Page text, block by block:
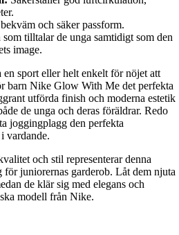
och säker passform.
som tilltalar de unga samtidigt som den
image.
sport eller helt enkelt för nöjet att
barn Nike Glow With Me det perfekta
utförda finish och moderna estetik
de unga och deras föräldrar. Redo
joggingplagg den perfekta
vardande.
och stil representerar denna
juniorernas garderob. Låt dem njuta
de klär sig med elegans och
modell från Nike.